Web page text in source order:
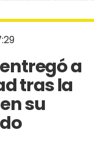
a
tras la
su